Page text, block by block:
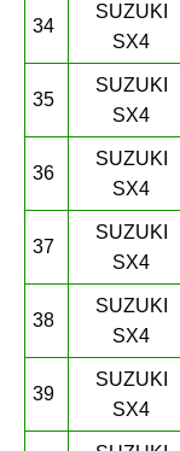
34
SUZUKI
SX4
35
SUZUKI
SX4
36
SUZUKI
SX4
37
SUZUKI
SX4
38
SUZUKI
SX4
39
SUZUKI
SX4